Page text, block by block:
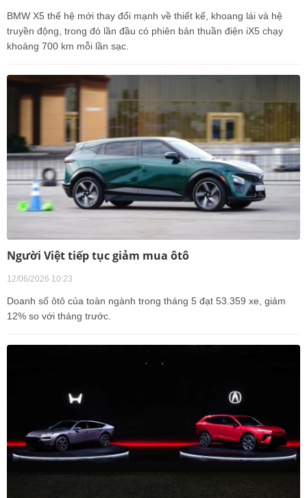
BMW X5 thế hệ mới thay đổi mạnh về thiết kế, khoang lái và hệ
truyền động, trong đó lần đầu có phiên bản thuần điện iX5 chạy
khoảng 700 km mỗi lần sạc.
Người Việt tiếp tục giảm mua ôtô
12/06/2026 10:23
Doanh số ôtô của toàn ngành trong tháng 5 đạt 53.359 xe, giảm
12% so với tháng trước.